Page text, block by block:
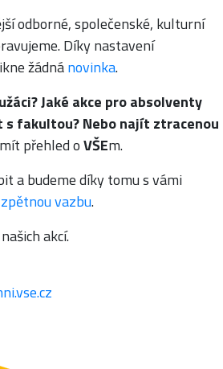
odborné, společenské, kulturní
Díky nastavení
žádnánovinka.
Jaké akce pro absolventy
s fakultou? Nebo najít ztracenou
přehled oVŠEm.
a budeme díky tomu s vámi
zpětnou vazbu.
akcí.